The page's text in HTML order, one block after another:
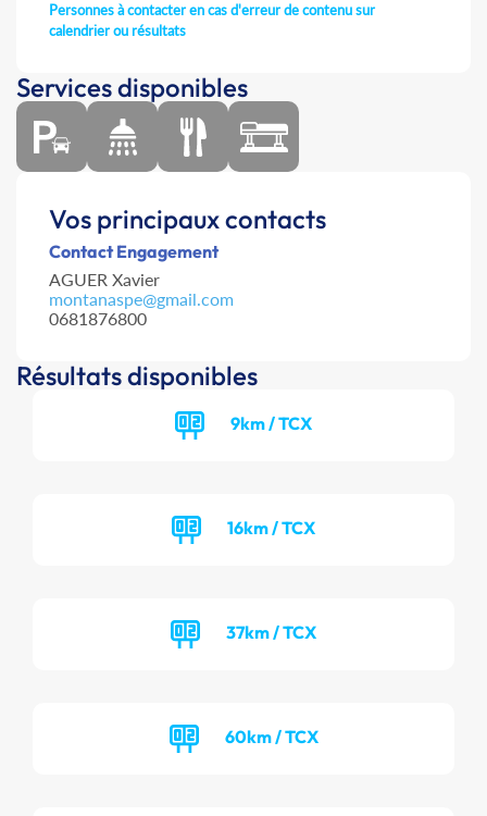
Personnes à contacter en cas d'erreur de contenu sur
calendrier ou résultats
Services disponibles
Vos principaux contacts
Contact Engagement
AGUER Xavier
montanaspe@gmail.com
0681876800
Résultats disponibles
9km / TCX
16km / TCX
37km / TCX
60km / TCX